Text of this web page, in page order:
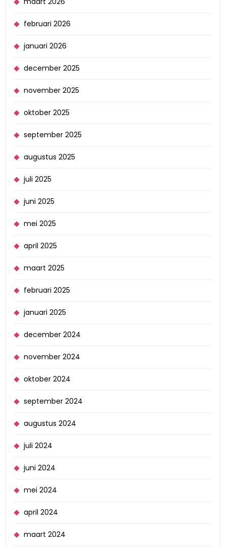
februari 2026
januari 2026
december 2025
november 2025
oktober 2025
september 2025
augustus 2025
juli 2025
juni 2025
mei 2025
april 2025
maart 2025
februari 2025
januari 2025
december 2024
november 2024
oktober 2024
september 2024
augustus 2024
juli 2024
juni 2024
mei 2024
april 2024
maart 2024